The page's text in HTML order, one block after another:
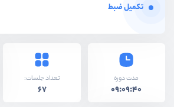
تکمیل ضبط
مدت دوره
09:09:40
تعداد جلسات:
67